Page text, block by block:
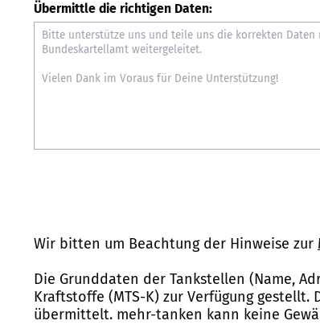
Übermittle die richtigen Daten:
Wir bitten um Beachtung der Hinweise zur
Die Grunddaten der Tankstellen (Name,
Kraftstoffe (MTS-K) zur Verfügung gestellt.
übermittelt. mehr-tanken kann keine